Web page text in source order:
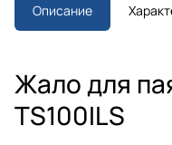
Описание
Жало для
TS100ILS